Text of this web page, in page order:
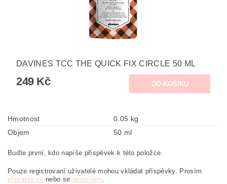
DAVINES TCC THE QUICK FIX CIRCLE 50 ML
249 Kč
Hmotnost
0.05 kg
Objem
50 ml
Buďte první, kdo napíše příspěvek k této položce.
Pouze registrovaní uživatelé mohou vkládat příspěvky. Prosím
přihlaste senebo se registrujte.